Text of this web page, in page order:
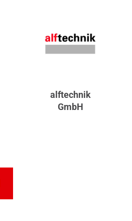
alftechnik
GmbH